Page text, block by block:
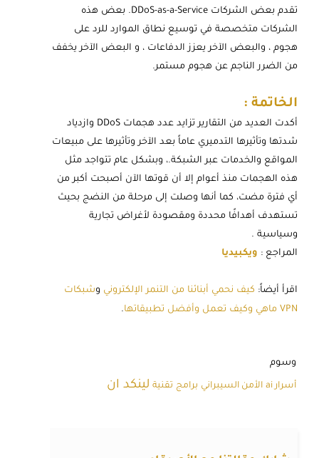
تقدم بعض الشركات DDoS-as-a-Service. بعض هذه
الشركات متخصصة في توسيع نطاق الموارد للرد على
هجوم ، والبعض الآخر يعزز الدفاعات ، و البعض الآخر يخفف
من الضرر الناجم عن هجوم مستمر.
الخاتمة :
أكدت العديد من التقارير تزايد عدد هجمات DDoS وازدياد
شدتها وتأثيرها التدميري عاماً بعد الآخر وتأثيرها على مبيعات
المواقع والخدمات عبر الشبكة.، وبشكل عام تتواجد مثل
هذه الهجمات منذ أعوام إلا أن قوتها الآن أصبحت أكبر من
أي فترة مضت، كما أنها وصلت إلى مرحلة من النضج بحيث
تستهدف أهدافًا محددة ومقصودة لأغراض تجارية
وسياسية .
المراجع : ويكبيديا
اقرأ أيضاً: كيف نحمي أبنائنا من التنمر الإلكتروني وشبكات
VPN ماهي وكيف تعمل وأفضل تطبيقاتها
.
وسوم
أسرار ai الأمن السيبراني برامج تقنية لينكد ان